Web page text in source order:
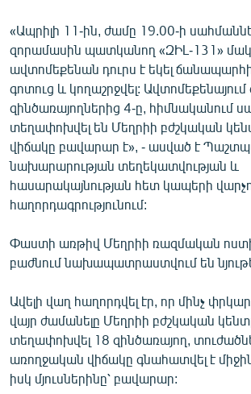
English
Русский
ՀԵՏԵՎԵՔ ՄԵԶ
«Ապրիլի 11-ին, ժամը 19.00-ի
զորամասին պատկանող «ԶԻԼ-131»
ավտոմեքենան դուրս է եկել
գոտուց և կողաշրջվել:
զինծառայողներից 4-ը, հիմնականում
տեղափոխվել են Մեղրիի բժշկական
վիճակը բավարար է», - ասված է
նախարարության տեղեկատվության և
հասարակայնության հետ կապերի
հաղորդագրությունում:
Փաստի առթիվ Մեղրիի ռազմական
բաժնում նախապատրաստվում են
Ավելի վաղ հաղորդվել էր, որ մինչ
վայր ժամանելը Մեղրիի բժշկական
տեղափոխվել 18 զինծառայող,
առողջական վիճակը գնահատվել է
իսկ մյուսներինը՝ բավարար: